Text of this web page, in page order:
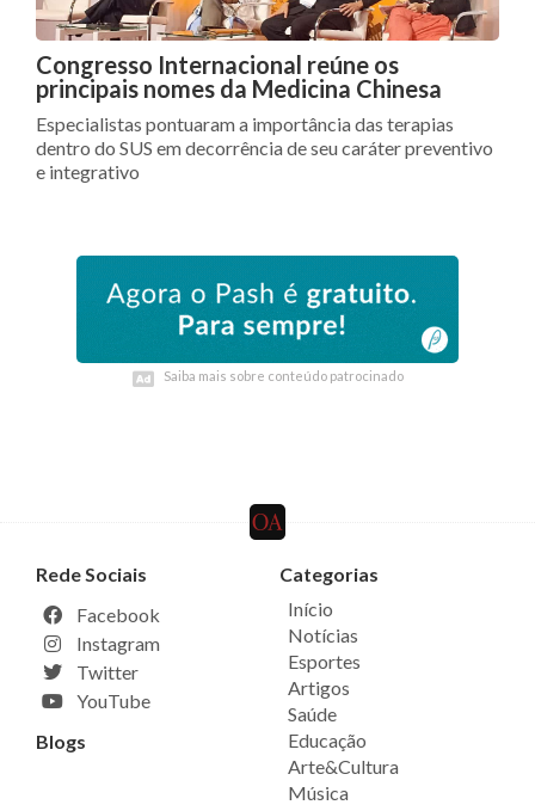
Congresso Internacional reúne os
principais nomes da Medicina Chinesa
Especialistas pontuaram a importância das terapias
dentro do SUS em decorrência de seu caráter preventivo
e integrativo
Saiba mais sobre conteúdo patrocinado
Saiba mais sobre conteúdo patrocinado
Rede Sociais
Facebook
Instagram
Twitter
YouTube
Blogs
Categorias
Início
Notícias
Esportes
Artigos
Saúde
Educação
Arte&Cultura
Música